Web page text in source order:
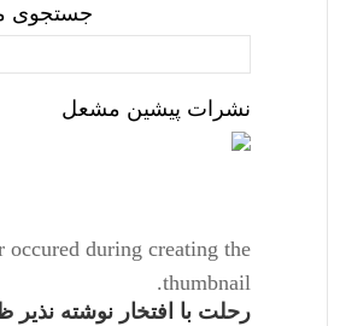
جستجوی
نشرات پیشین مشعل
occured during creating the
thumbnail.
رحلت با افتخار نوشته نذیر